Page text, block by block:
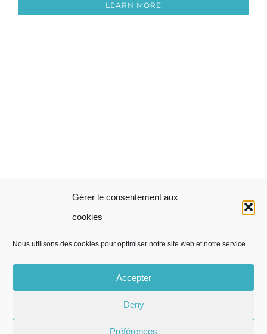
Gérer le consentement aux
cookies
Nous utilisons des cookies pour optimiser notre site web et notre service.
Accepter
Deny
Préférences
LEARN MORE
2026 | Cabinet Christelle Cardon |
Code de déontologie|Politique de confidentialité
Conditions générales de vente|Accès Patient|Accès